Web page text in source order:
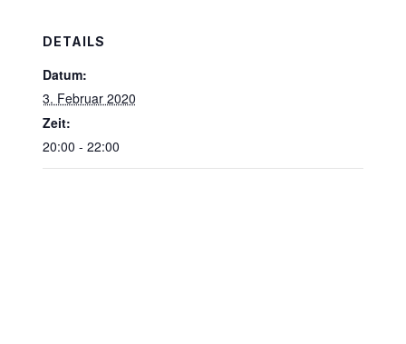
DETAILS
Datum:
3. Februar 2020
Zeit:
20:00 - 22:00